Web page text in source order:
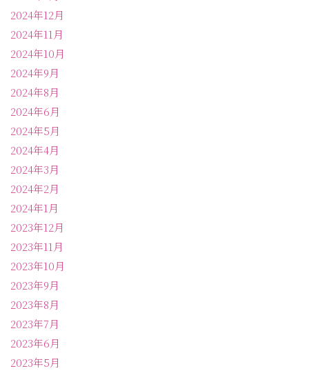
2024年12月
2024年11月
2024年10月
2024年9月
2024年8月
2024年6月
2024年5月
2024年4月
2024年3月
2024年2月
2024年1月
2023年12月
2023年11月
2023年10月
2023年9月
2023年8月
2023年7月
2023年6月
2023年5月